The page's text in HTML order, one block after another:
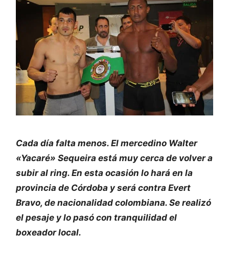
Cada día falta menos. El mercedino Walter
«Yacaré» Sequeira está muy cerca de volver a
subir al ring. En esta ocasión lo hará en la
provincia de Córdoba y será contra Evert
Bravo, de nacionalidad colombiana. Se realizó
el pesaje y lo pasó con tranquilidad el
boxeador local.